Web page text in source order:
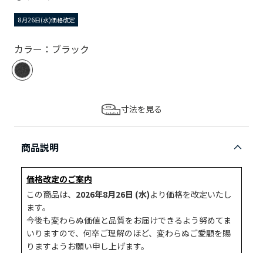
8月26日(水)価格改定
カラー：ブラック
寸法を見る
商品説明
価格改定のご案内
この商品は、 2026年8月26日 (水)より価格を改定いたし
ます。
今後も変わらぬ価値と品質をお届けできるよう努めてま
いりますので、何卒ご理解のほど、変わらぬご愛顧を賜
りますようお願い申し上げます。